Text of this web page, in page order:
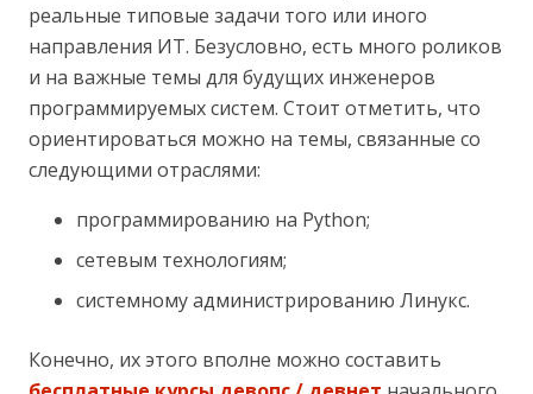
реальные типовые задачи того или иного
направления ИТ. Безусловно, есть много роликов
и на важные темы для будущих инженеров
программируемых систем. Стоит отметить, что
ориентироваться можно на темы, связанные со
следующими отраслями:
программированию на Python;
сетевым технологиям;
системному администрированию Линукс.
Конечно, их этого вполне можно составить